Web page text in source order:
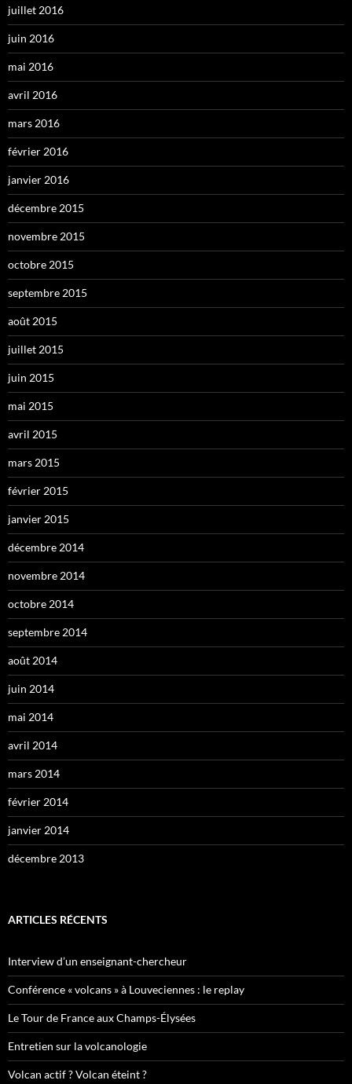
juillet 2016
juin 2016
mai 2016
avril 2016
mars 2016
février 2016
janvier 2016
décembre 2015
novembre 2015
octobre 2015
septembre 2015
août 2015
juillet 2015
juin 2015
mai 2015
avril 2015
mars 2015
février 2015
janvier 2015
décembre 2014
novembre 2014
octobre 2014
septembre 2014
août 2014
juin 2014
mai 2014
avril 2014
mars 2014
février 2014
janvier 2014
décembre 2013
ARTICLES RÉCENTS
Interview d’un enseignant-chercheur
Conférence « volcans » à Louveciennes : le replay
Le Tour de France aux Champs-Élysées
Entretien sur la volcanologie
Volcan actif ? Volcan éteint ?